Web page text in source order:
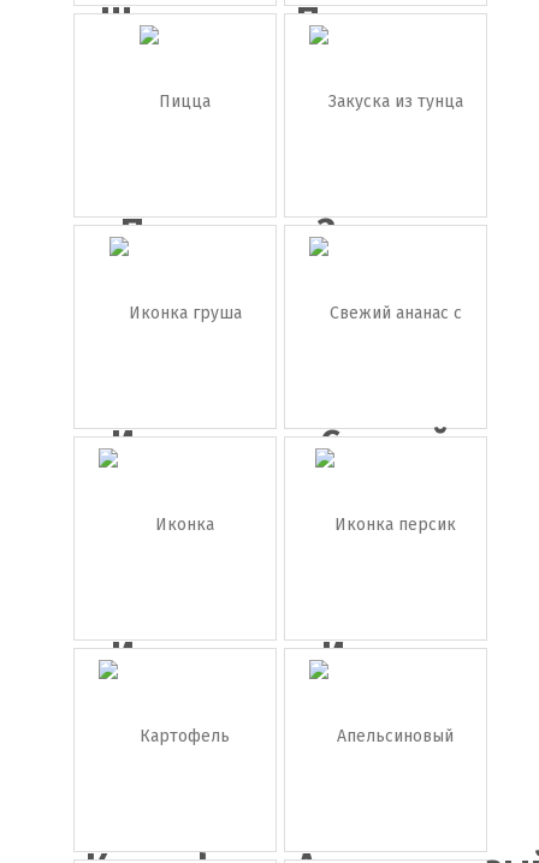
Шашлык Пирожное
Пицца
Закуска
из тунца
Иконка
Свежий
ананас с
л...
Иконка
апельсин
Иконка
персик